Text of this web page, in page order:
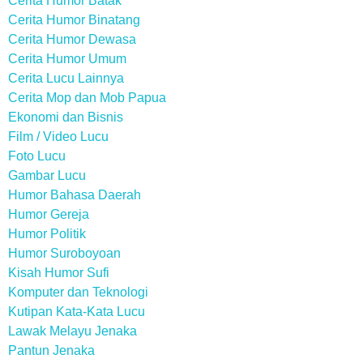
Cerita Humor Binatang
Cerita Humor Dewasa
Cerita Humor Umum
Cerita Lucu Lainnya
Cerita Mop dan Mob Papua
Ekonomi dan Bisnis
Film / Video Lucu
Foto Lucu
Gambar Lucu
Humor Bahasa Daerah
Humor Gereja
Humor Politik
Humor Suroboyoan
Kisah Humor Sufi
Komputer dan Teknologi
Kutipan Kata-Kata Lucu
Lawak Melayu Jenaka
Pantun Jenaka